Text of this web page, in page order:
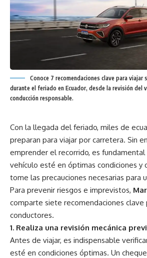
Conoce 7 recomendaciones clave para viajar
durante el feriado en Ecuador, desde la revisión del
conducción responsable.
Con la llegada del feriado, miles de
preparan para viajar por carretera. Sin
emprender el recorrido, es
vehículo esté en óptimas condiciones y
tome las precauciones necesarias para
Para prevenir riesgos e imprevistos,
comparte siete recomendaciones clave
conductores.
1. Realiza una revisión mecánica
Antes de viajar, es indispensable
esté en condiciones óptimas. Un